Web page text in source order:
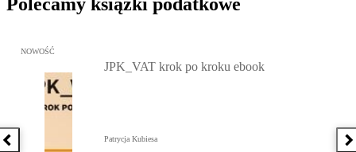
Poprzednia książka
Przejdź do: JPK_VAT krok po kroku ebook, Patrycja Kubiesa -
NOWOŚĆ
JPK_VAT krok po kroku ebook
Patrycja Kubiesa